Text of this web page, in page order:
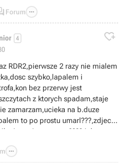
Forum 
4 
RDR2,pierwsze 2 razy nie mialem
szybko,lapalem i
z ktorych spadam,staje
zamarzam,ucieka na b.duze
to po prostu umarl???,zdjecia
zycia graczom????,jakas
chce mi sie czekac do 4
zlosliwa
